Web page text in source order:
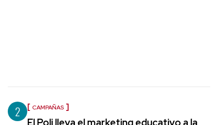
2 CAMPAÑAS
El Poli lleva el marketing educativo a la